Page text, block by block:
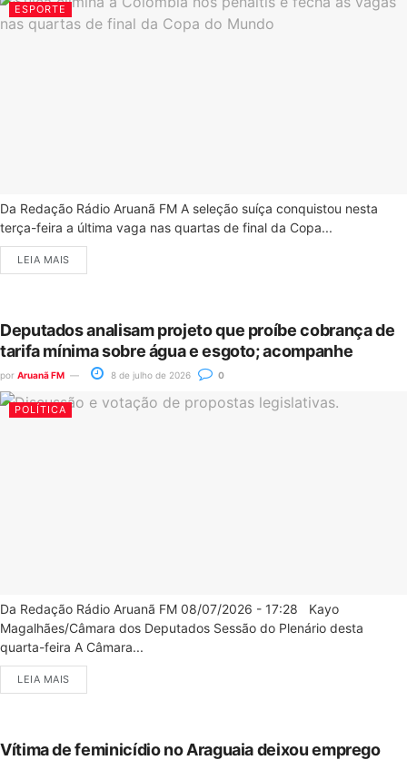
ESPORTE
Da Redação Rádio Aruanã FM A seleção suíça conquistou nesta
terça-feira a última vaga nas quartas de final da Copa...
LEIA MAIS
Deputados analisam projeto que proíbe cobrança de
tarifa mínima sobre água e esgoto; acompanhe
por Aruanã FM 8 de julho de 2026 0
POLÍTICA
Da Redação Rádio Aruanã FM 08/07/2026 - 17:28 Kayo
Magalhães/Câmara dos Deputados Sessão do Plenário desta
quarta-feira A Câmara...
LEIA MAIS
Vítima de feminicídio no Araguaia deixou emprego